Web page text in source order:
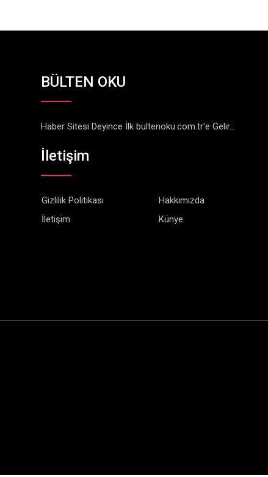
BÜLTEN OKU
Haber Sitesi Deyince İlk bultenoku.com.tr'e Gelir...
İletişim
Gizlilik Politikası
Hakkımızda
İletişim
Künye